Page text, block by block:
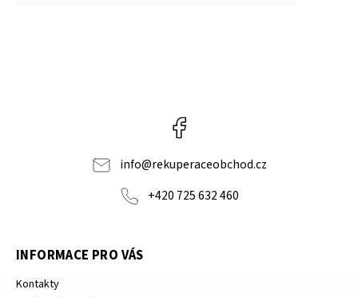
info@rekuperaceobchod.cz
+420 725 632 460
INFORMACE PRO VÁS
Kontakty